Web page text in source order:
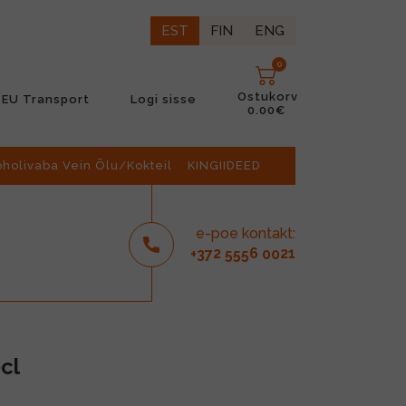
EST FIN ENG
EU Transport Logi sisse
0
Ostukorv
0.00€
Vein Õlu/Kokteil KINGIIDEED
e-poe kontakt:
+372 5556 0021